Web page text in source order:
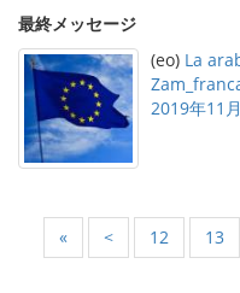
最終メッセージ
(eo) La
2019年11
« < 12 13